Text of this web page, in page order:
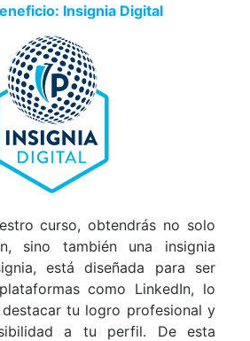
Insignia Digital
curso, obtendrás no solo
sino también una insignia
está diseñada para ser
como LinkedIn, lo
tu logro profesional y
a tu perfil. De esta